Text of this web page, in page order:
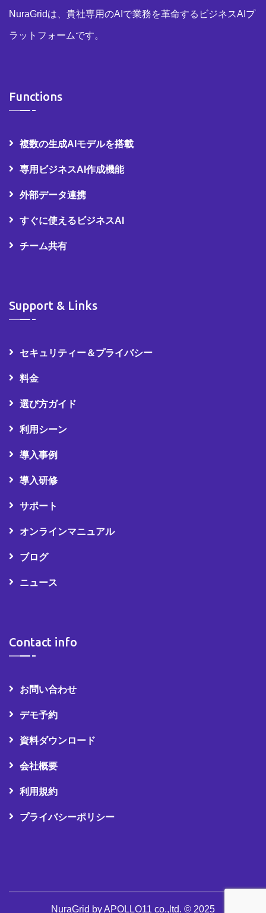
NuraGridは、貴社専用のAIで業務を革命するビジネスAIプ
ラットフォームです。
Functions
複数の生成AIモデルを搭載
専用ビジネスAI作成機能
外部データ連携
すぐに使えるビジネスAI
チーム共有
Support & Links
セキュリティー＆プライバシー
料金
選び方ガイド
利用シーン
導入事例
導入研修
サポート
オンラインマニュアル
ブログ
ニュース
Contact info
お問い合わせ
デモ予約
資料ダウンロード
会社概要
利用規約
プライバシーポリシー
NuraGrid by APOLLO11 co.,ltd. © 2025